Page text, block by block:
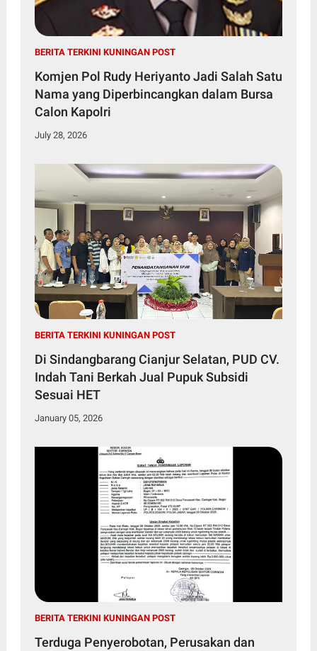
BERITA TERKINI KUNINGAN POST
Komjen Pol Rudy Heriyanto Jadi Salah Satu
Nama yang Diperbincangkan dalam Bursa
Calon Kapolri
July 28, 2026
BERITA TERKINI KUNINGAN POST
Di Sindangbarang Cianjur Selatan, PUD CV.
Indah Tani Berkah Jual Pupuk Subsidi
Sesuai HET
January 05, 2026
BERITA TERKINI KUNINGAN POST
Terduga Penyerobotan, Perusakan dan